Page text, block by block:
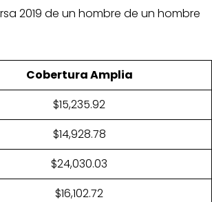
2019 de un hombre de un hombre
Cobertura Amplia
$15,235.92
$14,928.78
$24,030.03
$16,102.72